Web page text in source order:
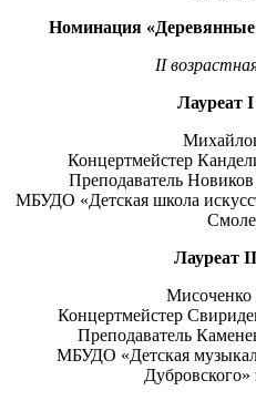
Номинация
II
Лауреат I
Концертмейстер
Преподаватель
МБУДО «Детская школа
Лауреат II
Мисоченко
Концертмейстер
Преподаватель
МБУДО «Детская
Дубровского»